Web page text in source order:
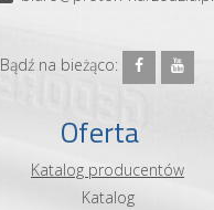
Bądź na bieżąco:
Oferta
Katalog producentów
Katalog